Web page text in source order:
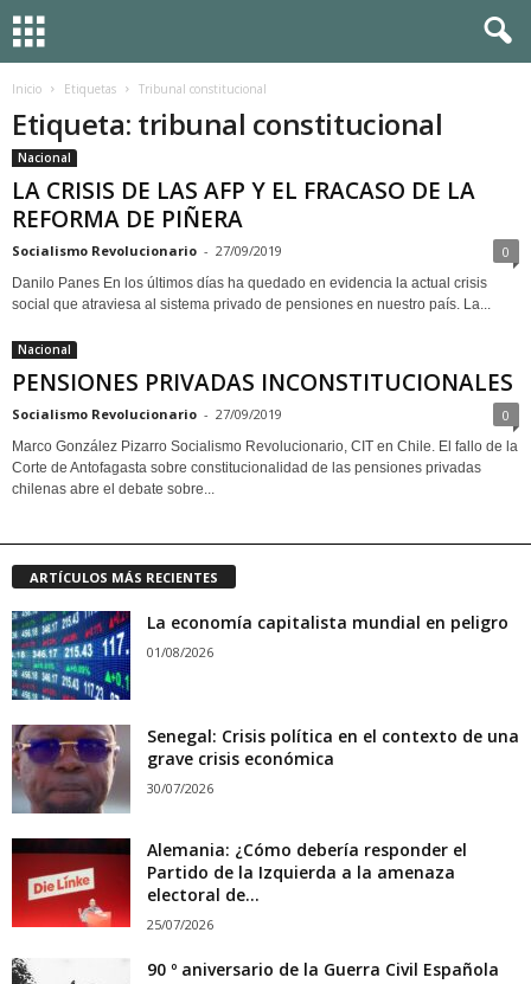
Inicio Etiquetas Tribunal constitucional
Etiqueta: tribunal constitucional
Nacional
LA CRISIS DE LAS AFP Y EL FRACASO DE LA
REFORMA DE PIÑERA
Socialismo Revolucionario - 27/09/2019 0
Danilo Panes En los últimos días ha quedado en evidencia la actual crisis
social que atraviesa al sistema privado de pensiones en nuestro país. La...
Nacional
PENSIONES PRIVADAS INCONSTITUCIONALES
Socialismo Revolucionario - 27/09/2019 0
Marco González Pizarro Socialismo Revolucionario, CIT en Chile. El fallo de la
Corte de Antofagasta sobre constitucionalidad de las pensiones privadas
chilenas abre el debate sobre...
ARTÍCULOS MÁS RECIENTES
La economía capitalista mundial en peligro
01/08/2026
Senegal: Crisis política en el contexto de una
grave crisis económica
30/07/2026
Alemania: ¿Cómo debería responder el
Partido de la Izquierda a la amenaza
electoral de...
25/07/2026
90 º aniversario de la Guerra Civil Española